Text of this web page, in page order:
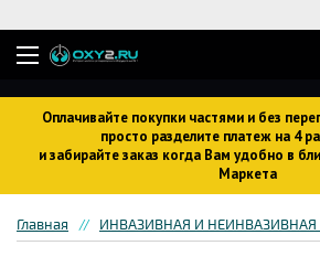
Оплачивайте покупки частями и без
просто разделите платеж на 4
и забирайте заказ когда Вам удобно в
Маркета
Главная ИНВАЗИВНАЯ И